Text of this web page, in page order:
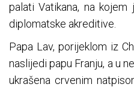
palati Vatikana, na
diplomatske akreditive.
Papa Lav, porijeklom iz
naslijedi papu Franju, a u
ukrašena crvenim